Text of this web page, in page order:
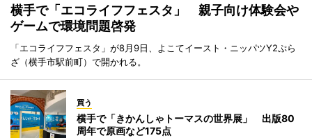
横手で「エコライフフェスタ」 親子向け体験会や
ゲームで環境問題啓発
「エコライフフェスタ」が8月9日、よこてイースト・ニッパツY2ぷら
ざ（横手市駅前町）で開かれる。
買う
横手で「きかんしゃトーマスの世界展」 出版80
周年で原画など175点